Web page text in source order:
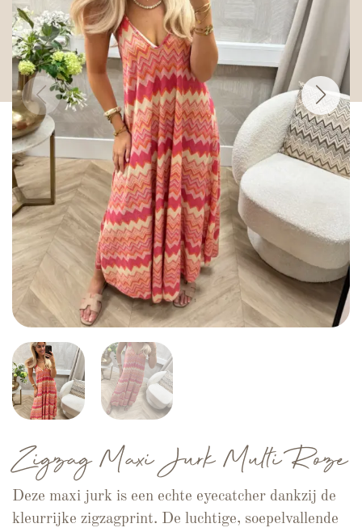
Zigzag Maxi Jurk Multi Roze
Deze maxi jurk is een echte eyecatcher dankzij de
kleurrijke zigzagprint. De luchtige, soepelvallende